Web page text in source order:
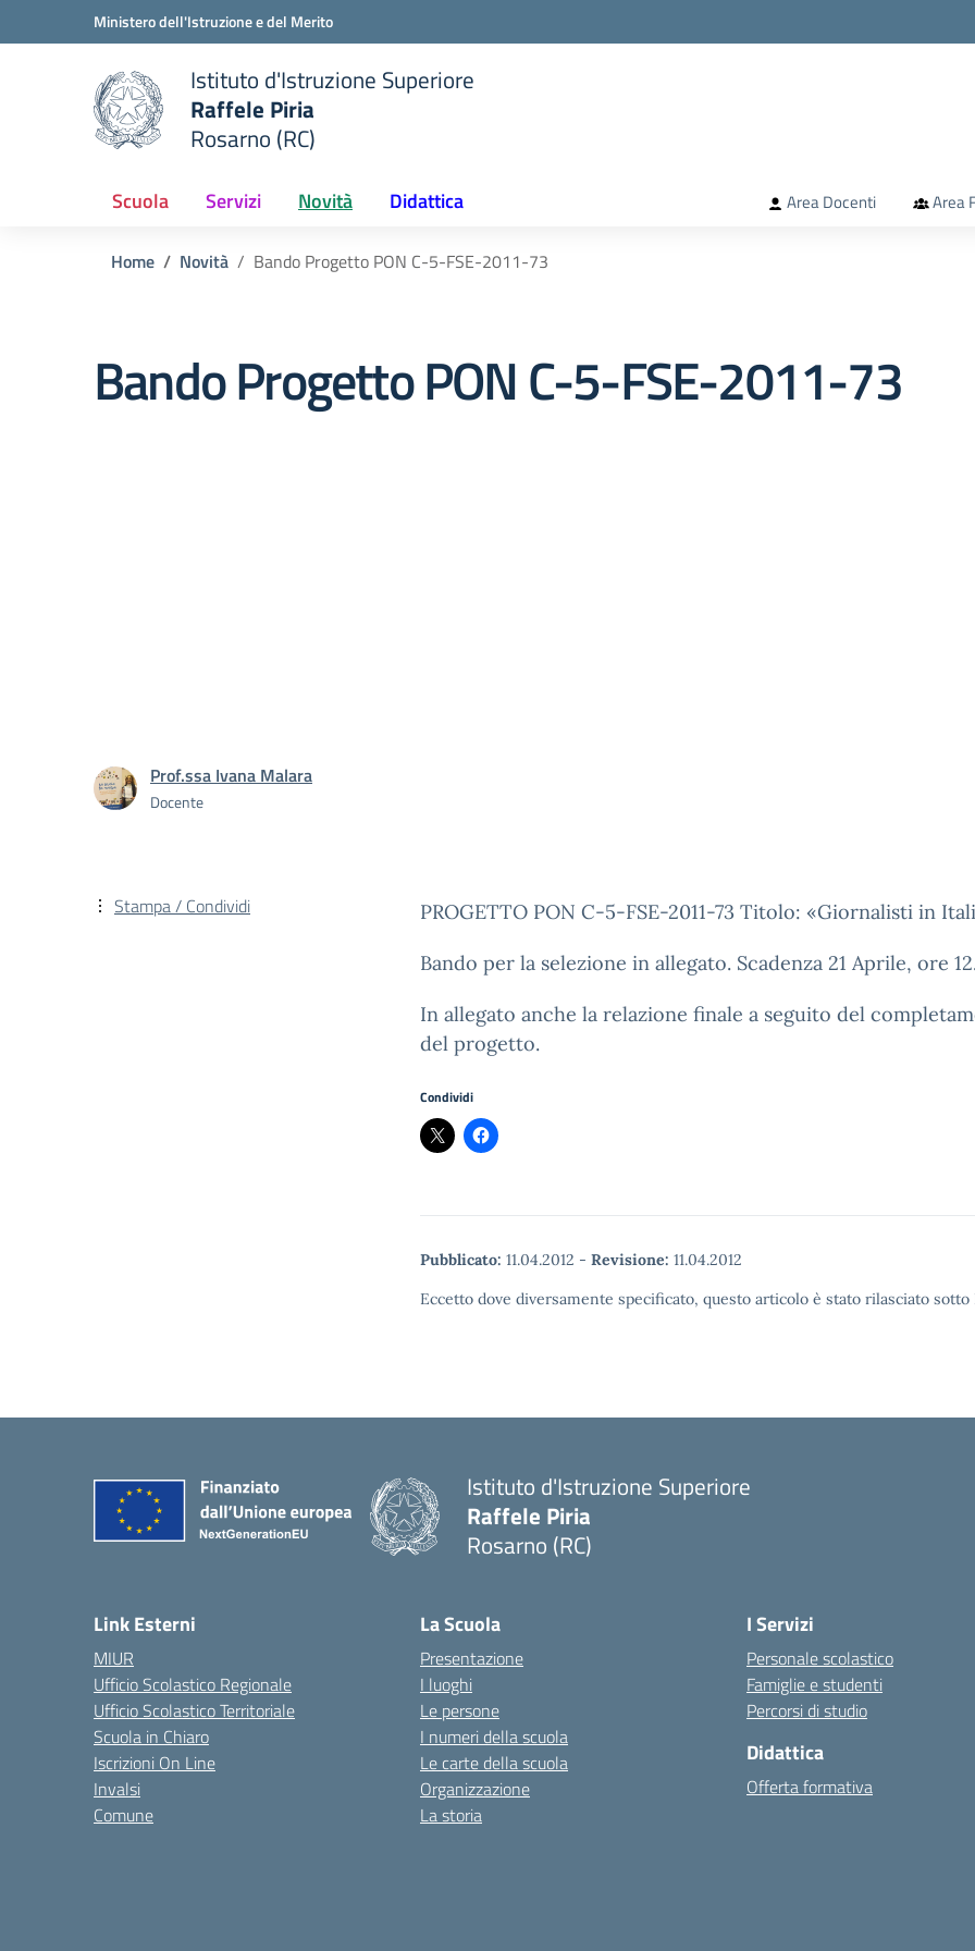
Vai ai contenuti
Vai al menu di navigazioneMinistero dell'Istruzione e del Merito
scuola
Istituto d'Istruzione Superiore
Raffele Piria
Rosarno (RC)
Scuola Servizi Novità Didattica Area Docenti Area
Home Novità Bando Progetto PON C-5-FSE-2011-73
Bando Progetto PON C-5-FSE-2011-73
Prof.ssa Ivana Malara
Docente
PROGETTO PON C-5-FSE-2011-73 Titolo: «Giornalisti in
Bando per la selezione in allegato. Scadenza 21 Aprile, ore
In allegato anche la relazione finale a seguito del
del progetto.
Condividi
Pubblicato: 11.04.2012 - Revisione: 11.04.2012
Eccetto dove diversamente specificato, questo articolo è stato rilasciato
Stampa / Condividi
Istituto d'Istruzione Superiore
Raffele Piria
Rosarno (RC)
Link Esterni
MIUR
Ufficio Scolastico Regionale
Ufficio Scolastico Territoriale
Scuola in Chiaro
Iscrizioni On Line
Invalsi
Comune
La Scuola
Presentazione
I luoghi
Le persone
I numeri della scuola
Le carte della scuola
Organizzazione
La storia
I Servizi
Personale scolastico
Famiglie e studenti
Percorsi di studio
Didattica
Offerta formativa